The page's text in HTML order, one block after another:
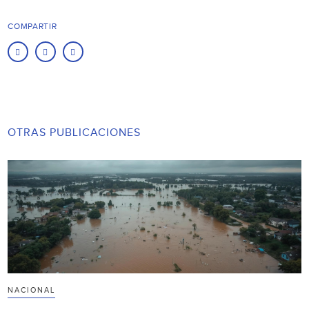
COMPARTIR
OTRAS PUBLICACIONES
NACIONAL